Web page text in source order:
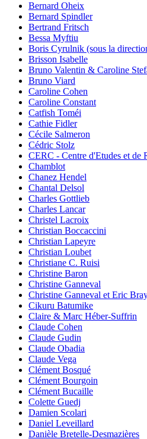
Bernard Oheix
Bernard Spindler
Bertrand Fritsch
Bessa Myftiu
Boris Cyrulnik (sous la
Brisson Isabelle
Bruno Valentin & Caroline
Bruno Viard
Caroline Cohen
Caroline Constant
Catfish Toméi
Cathie Fidler
Cécile Salmeron
Cédric Stolz
CERC - Centre d'Etudes et de
Chamblot
Chanez Hendel
Chantal Delsol
Charles Gottlieb
Charles Lancar
Christel Lacroix
Christian Boccaccini
Christian Lapeyre
Christian Loubet
Christiane C. Ruisi
Christine Baron
Christine Ganneval
Christine Ganneval et Eric
Cikuru Batumike
Claire & Marc Héber-Suffrin
Claude Cohen
Claude Gudin
Claude Obadia
Claude Vega
Clément Bosqué
Clément Bourgoin
Clément Bucaille
Colette Guedj
Damien Scolari
Daniel Leveillard
Danièle Bretelle-Desmazières